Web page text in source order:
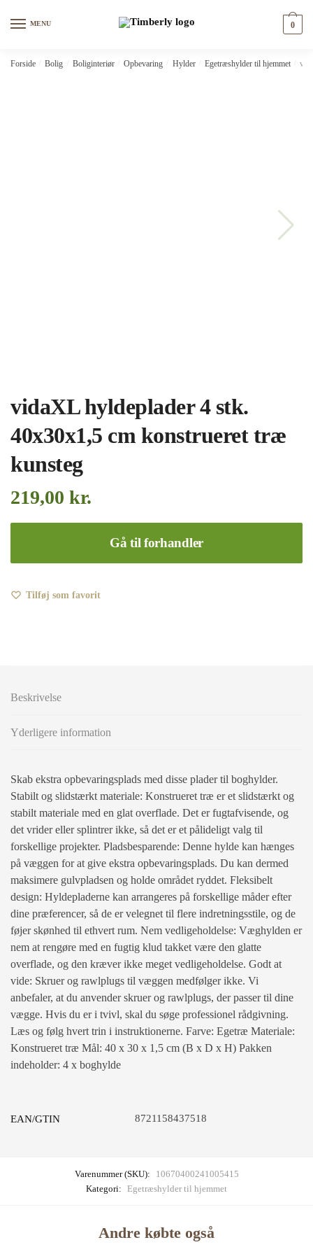
MENU 0
Forside Bolig Boliginteriør Opbevaring Hylder Egetræshylder til hjemmet
vidaXL hyldeplader 4 stk.
40x30x1,5 cm konstrueret træ
kunsteg
219,00 kr.
Gå til forhandler
Tilføj som favorit
Beskrivelse
Yderligere information
Skab ekstra opbevaringsplads med disse plader til boghylder.
Stabilt og slidstærkt materiale: Konstrueret træ er et slidstærkt og
stabilt materiale med en glat overflade. Det er fugtafvisende, og
det vrider eller splintrer ikke, så det er et pålideligt valg til
forskellige projekter. Pladsbesparende: Denne hylde kan hænges
på væggen for at give ekstra opbevaringsplads. Du kan dermed
maksimere gulvpladsen og holde området ryddet. Fleksibelt
design: Hyldepladerne kan arrangeres på forskellige måder efter
dine præferencer, så de er velegnet til flere indretningsstile, og de
føjer skønhed til ethvert rum. Nem vedligeholdelse: Væghylden er
nem at rengøre med en fugtig klud takket være den glatte
overflade, og den kræver ikke meget vedligeholdelse. Godt at
vide: Skruer og rawlplugs til væggen medfølger ikke. Vi
anbefaler, at du anvender skruer og rawlplugs, der passer til dine
vægge. Hvis du er i tvivl, skal du søge professionel rådgivning.
Læs og følg hvert trin i instruktionerne. Farve: Egetræ Materiale:
Konstrueret træ Mål: 40 x 30 x 1,5 cm (B x D x H) Pakken
indeholder: 4 x boghylde
EAN/GTIN 8721158437518
Varenummer (SKU):
10670400241005415
Kategori: Egetræshylder til hjemmet
Andre købte også